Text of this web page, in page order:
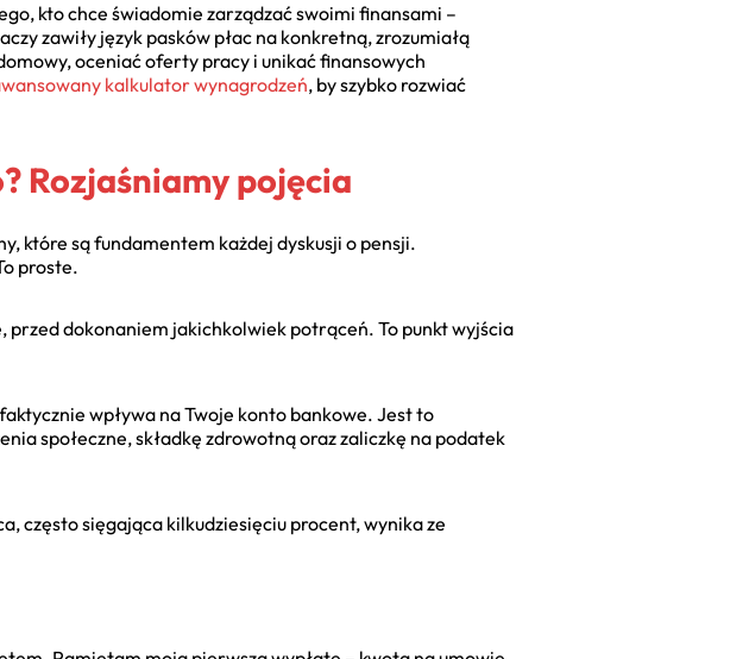
kto chce świadomie zarządzać swoimi finansami –
zawiły język pasków płac na konkretną, zrozumiałą
oceniać oferty pracy i unikać finansowych
kalkulator wynagrodzeń, by szybko rozwiać
Rozjaśniamy pojęcia
które są fundamentem każdej dyskusji o pensji.
proste.
dokonaniem jakichkolwiek potrąceń. To punkt wyjścia
wpływa na Twoje konto bankowe. Jest to
społeczne, składkę zdrowotną oraz zaliczkę na podatek
często sięgająca kilkudziesięciu procent, wynika ze